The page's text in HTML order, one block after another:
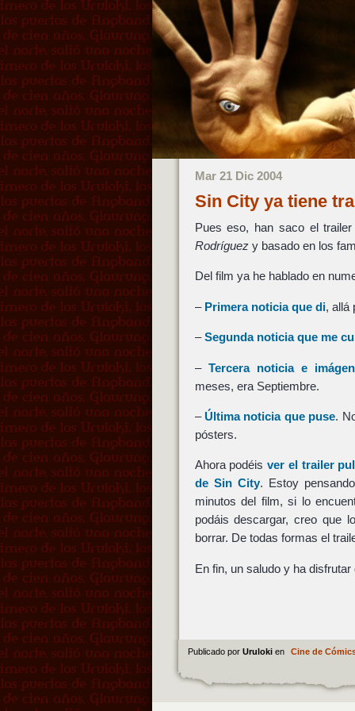
Mar 21 Dic 2004
Sin City ya tiene
Pues eso, han saco el
Rodríguezy basado en los
Del film ya he hablado en
– Primera noticia que di, allá
–Segunda noticia que me
– Tercera noticia e
meses, era Septiembre.
– Última noticia que puse.
pósters.
Ahora podéisver el trailer
de Sin City. Estoy
minutos del film, si lo
podáis descargar, creo que
borrar. De todas formas el
En fin, un saludo y ha disfrutar
Publicado por Uruloki en Cine de